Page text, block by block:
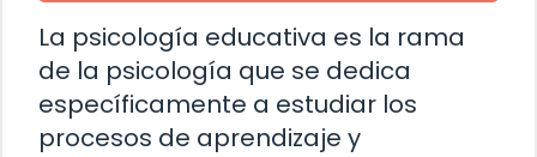
La psicología educativa es la rama
de la psicología que se dedica
específicamente a estudiar los
procesos de aprendizaje y